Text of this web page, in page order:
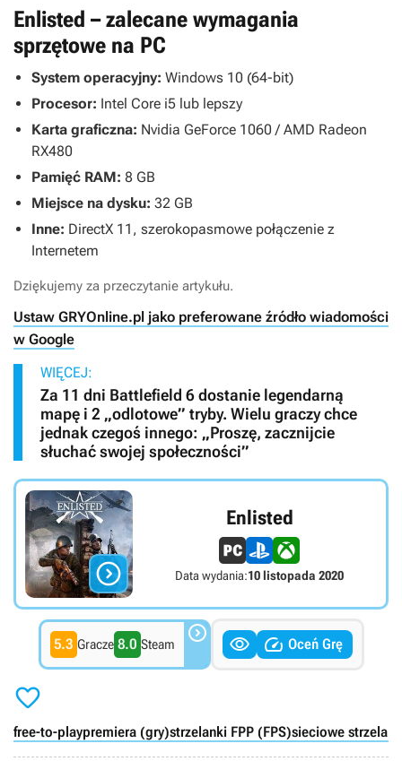
Enlisted – zalecane wymagania
sprzętowe na PC
System operacyjny: Windows 10 (64-bit)
Procesor: Intel Core i5 lub lepszy
Karta graficzna: Nvidia GeForce 1060 / AMD Radeon
RX480
Pamięć RAM: 8 GB
Miejsce na dysku: 32 GB
Inne: DirectX 11, szerokopasmowe połączenie z
Internetem
Dziękujemy za przeczytanie artykułu.
Ustaw GRYOnline.pl jako preferowane źródło wiadomości
w Google
WIĘCEJ:
Za 11 dni Battlefield 6 dostanie legendarną
mapę i 2 „odlotowe” tryby. Wielu graczy chce
jednak czegoś innego: „Proszę, zacznijcie
słuchać swojej społeczności”

Enlisted
Data wydania:10 listopada 2020
5.3 Gracze 8.0 Steam    Oceń Grę

free-to-playpremiera (gry)strzelanki FPP (FPS)sieciowe